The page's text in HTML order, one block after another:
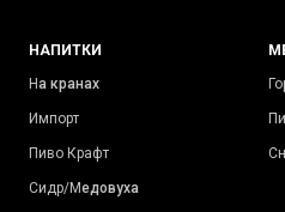
НАПИТКИ
На кранах
Импорт
Пиво Крафт
Сидр/Медовуха